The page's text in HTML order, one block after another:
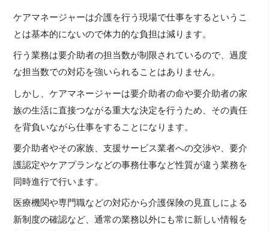
ケアマネージャーは介護を行う現場で仕事をするというこ
とは基本的にないので体力的な負担は減ります。
行う業務は要介助者の担当数が制限されているので、過度
な担当数での対応を強いられることはありません。
しかし、ケアマネージャーは要介助者の命や要介助者の家
族の生活に直接つながる重大な決定を行うため、その責任
を背負いながら仕事をすることになります。
要介助者やその家族、支援サービス業者への交渉や、要介
護認定やケアプランなどの事務仕事など性質が違う業務を
同時進行で行います。
医療機関や専門職などの対応から介護保険の見直しによる
新制度の確認など、通常の業務以外にも常に新しい情報を